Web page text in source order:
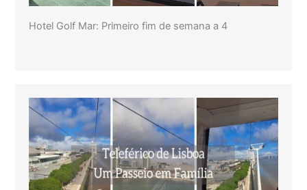
Hotel Golf Mar: Primeiro fim de semana a 4